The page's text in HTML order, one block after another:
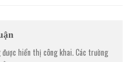
được hiển thị công khai. Các trường